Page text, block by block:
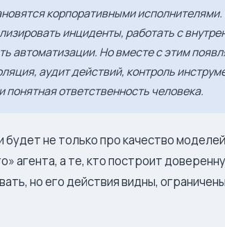
корпоративными
инциденты, работать с
автоматизации. Но вместе с этим
аудит действий, контроль
ответственность человека.
не только про качество
агента, а те, кто построит
но его действия видны,